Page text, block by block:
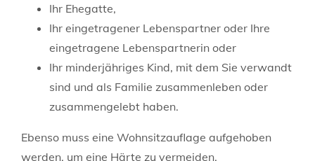
Ihr Ehegatte,
Ihr eingetragener Lebenspartner oder Ihre
eingetragene Lebenspartnerin oder
Ihr minderjähriges Kind, mit dem Sie verwandt
sind und als Familie zusammenleben oder
zusammengelebt haben.
Ebenso muss eine Wohnsitzauflage aufgehoben
werden, um eine Härte zu vermeiden.